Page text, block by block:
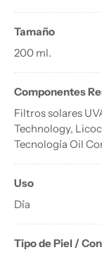
Tamaño
200 ml.
Componentes
Filtros solares
Technology,
Tecnología Oil
Uso
Día
Tipo de Piel /